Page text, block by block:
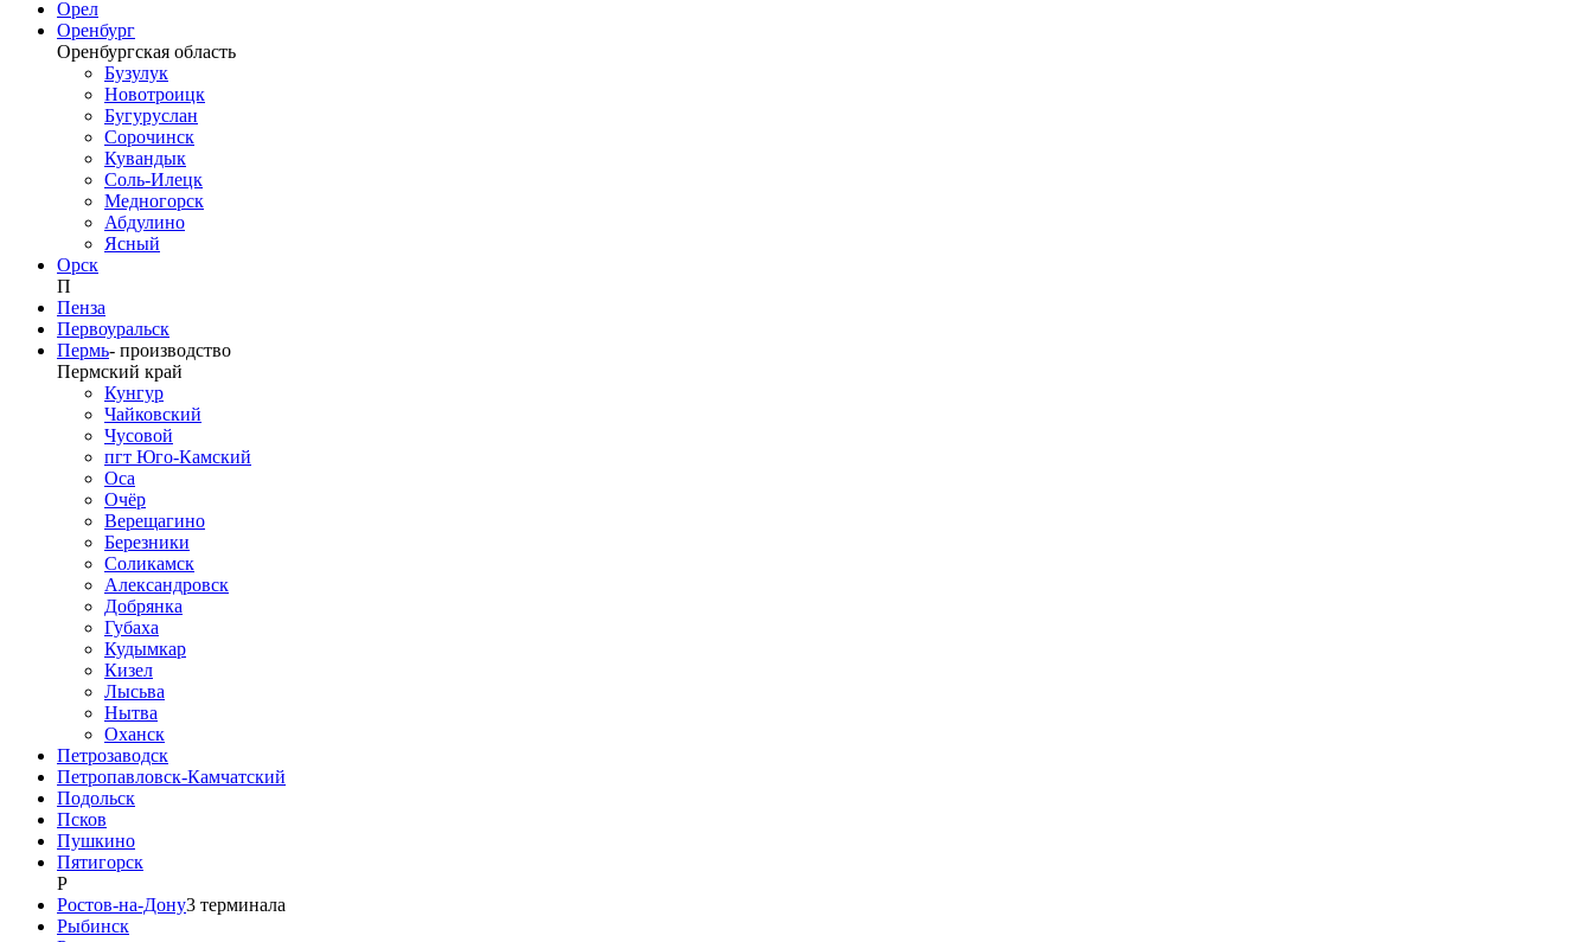
Орел
Оренбург
Оренбургская область
Бузулук
Новотроицк
Бугуруслан
Сорочинск
Кувандык
Соль-Илецк
Медногорск
Абдулино
Ясный
Орск
П
Пенза
Первоуральск
Пермь- производство
Пермский край
Кунгур
Чайковский
Чусовой
пгт Юго-Камский
Оса
Очёр
Верещагино
Березники
Соликамск
Александровск
Добрянка
Губаха
Кудымкар
Кизел
Лысьва
Нытва
Оханск
Петрозаводск
Петропавловск-Камчатский
Подольск
Псков
Пушкино
Пятигорск
Р
Ростов-на-Дону3 терминала
Рыбинск